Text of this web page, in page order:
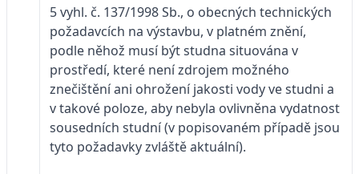
5 vyhl. č. 137/1998 Sb., o obecných technických
požadavcích na výstavbu, v platném znění,
podle něhož musí být studna situována v
prostředí, které není zdrojem možného
znečištění ani ohrožení jakosti vody ve studni a
v takové poloze, aby nebyla ovlivněna vydatnost
sousedních studní (v popisovaném případě jsou
tyto požadavky zvláště aktuální).